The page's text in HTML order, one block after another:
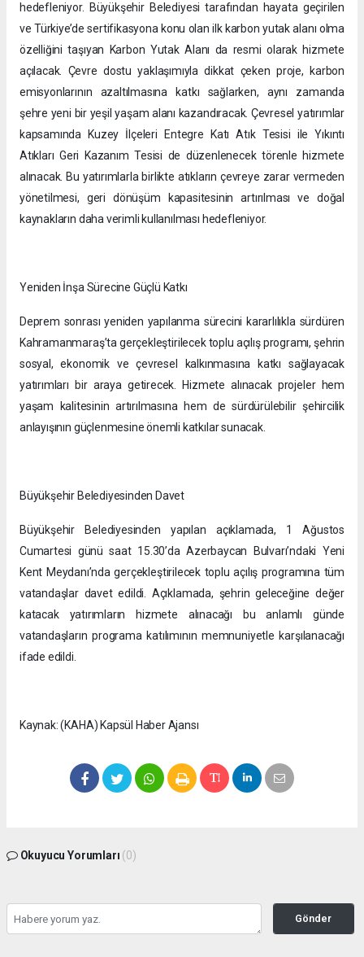
hedefleniyor. Büyükşehir Belediyesi tarafından hayata geçirilen
ve Türkiye’de sertifikasyona konu olan ilk karbon yutak alanı olma
özelliğini taşıyan Karbon Yutak Alanı da resmi olarak hizmete
açılacak. Çevre dostu yaklaşımıyla dikkat çeken proje, karbon
emisyonlarının azaltılmasına katkı sağlarken, aynı zamanda
şehre yeni bir yeşil yaşam alanı kazandıracak. Çevresel yatırımlar
kapsamında Kuzey İlçeleri Entegre Katı Atık Tesisi ile Yıkıntı
Atıkları Geri Kazanım Tesisi de düzenlenecek törenle hizmete
alınacak. Bu yatırımlarla birlikte atıkların çevreye zarar vermeden
yönetilmesi, geri dönüşüm kapasitesinin artırılması ve doğal
kaynakların daha verimli kullanılması hedefleniyor.
Yeniden İnşa Sürecine Güçlü Katkı
Deprem sonrası yeniden yapılanma sürecini kararlılıkla sürdüren
Kahramanmaraş’ta gerçekleştirilecek toplu açılış programı, şehrin
sosyal, ekonomik ve çevresel kalkınmasına katkı sağlayacak
yatırımları bir araya getirecek. Hizmete alınacak projeler hem
yaşam kalitesinin artırılmasına hem de sürdürülebilir şehircilik
anlayışının güçlenmesine önemli katkılar sunacak.
Büyükşehir Belediyesinden Davet
Büyükşehir Belediyesinden yapılan açıklamada, 1 Ağustos
Cumartesi günü saat 15.30’da Azerbaycan Bulvarı’ndaki Yeni
Kent Meydanı’nda gerçekleştirilecek toplu açılış programına tüm
vatandaşlar davet edildi. Açıklamada, şehrin geleceğine değer
katacak yatırımların hizmete alınacağı bu anlamlı günde
vatandaşların programa katılımının memnuniyetle karşılanacağı
ifade edildi.
Kaynak: (KAHA) Kapsül Haber Ajansı
Okuyucu Yorumları (0)
Gönder